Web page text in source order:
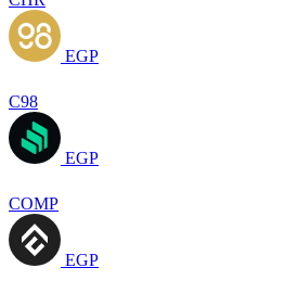
EGP
C98
EGP
COMP
EGP